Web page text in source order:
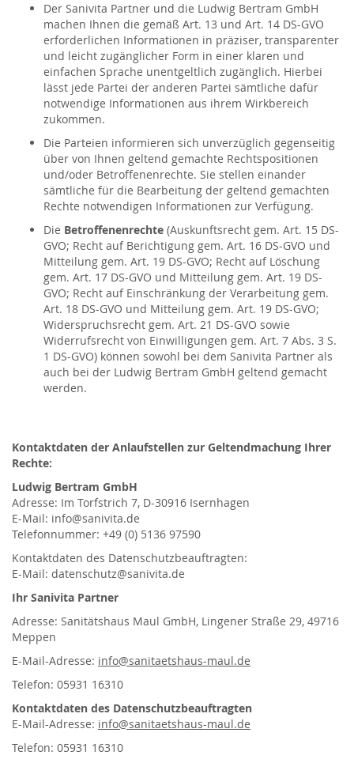
Der Sanivita Partner und die Ludwig Bertram GmbH
machen Ihnen die gemäß Art. 13 und Art. 14 DS-GVO
erforderlichen Informationen in präziser, transparenter
und leicht zugänglicher Form in einer klaren und
einfachen Sprache unentgeltlich zugänglich. Hierbei
lässt jede Partei der anderen Partei sämtliche dafür
notwendige Informationen aus ihrem Wirkbereich
zukommen.
Die Parteien informieren sich unverzüglich gegenseitig
über von Ihnen geltend gemachte Rechtspositionen
und/oder Betroffenenrechte. Sie stellen einander
sämtliche für die Bearbeitung der geltend gemachten
Rechte notwendigen Informationen zur Verfügung.
Die Betroffenenrechte (Auskunftsrecht gem. Art. 15 DS-
GVO; Recht auf Berichtigung gem. Art. 16 DS-GVO und
Mitteilung gem. Art. 19 DS-GVO; Recht auf Löschung
gem. Art. 17 DS-GVO und Mitteilung gem. Art. 19 DS-
GVO; Recht auf Einschränkung der Verarbeitung gem.
Art. 18 DS-GVO und Mitteilung gem. Art. 19 DS-GVO;
Widerspruchsrecht gem. Art. 21 DS-GVO sowie
Widerrufsrecht von Einwilligungen gem. Art. 7 Abs. 3 S.
1 DS-GVO) können sowohl bei dem Sanivita Partner als
auch bei der Ludwig Bertram GmbH geltend gemacht
werden.
Kontaktdaten der Anlaufstellen zur Geltendmachung Ihrer
Rechte:
Ludwig Bertram GmbH
Adresse: Im Torfstrich 7, D-30916 Isernhagen
E-Mail: info@sanivita.de
Telefonnummer: +49 (0) 5136 97590
Kontaktdaten des Datenschutzbeauftragten:
E-Mail: datenschutz@sanivita.de
Ihr Sanivita Partner
Adresse: Sanitätshaus Maul GmbH, Lingener Straße 29, 49716
Meppen
E-Mail-Adresse: info@sanitaetshaus-maul.de
Telefon: 05931 16310
Kontaktdaten des Datenschutzbeauftragten
E-Mail-Adresse: info@sanitaetshaus-maul.de
Telefon: 05931 16310